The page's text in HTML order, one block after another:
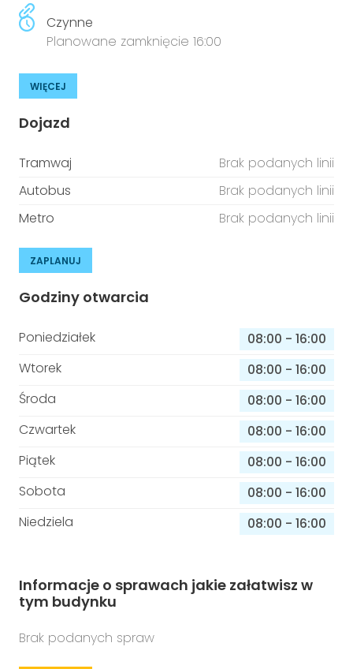
Czynne
Planowane zamknięcie 16:00
WIĘCEJ
Dojazd
Tramwaj
Brak podanych linii
Autobus
Brak podanych linii
Metro
Brak podanych linii
ZAPLANUJ
Godziny otwarcia
Poniedziałek 08:00 - 16:00
Wtorek
08:00 - 16:00
Środa
08:00 - 16:00
Czwartek
08:00 - 16:00
Piątek
08:00 - 16:00
Sobota
08:00 - 16:00
Niedziela
08:00 - 16:00
Informacje o sprawach jakie załatwisz w
tym budynku
Brak podanych spraw